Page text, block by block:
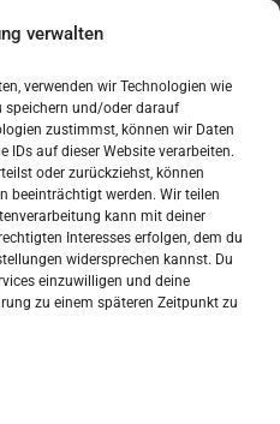
verwalten
verwenden wir Technologien wie
speichern und/oder darauf
zustimmst, können wir Daten
IDs auf dieser Website verarbeiten.
oder zurückziehst, können
beeinträchtigt werden. Wir teilen
kann mit deiner
Interesses erfolgen, dem du
widersprechen kannst. Du
einzuwilligen und deine
zu einem späteren Zeitpunkt zu
– Njemačka?